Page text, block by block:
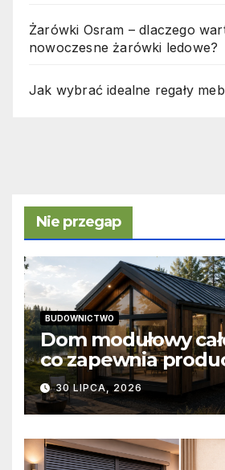
Żarówki Osram – dlaczego
nowoczesne żarówki ledowe?
Jak wybrać idealne regały
Nie przegap
BUDOWNICTWO
Dom modułowy
co zapewnia
domów
30 LIPCA, 2026